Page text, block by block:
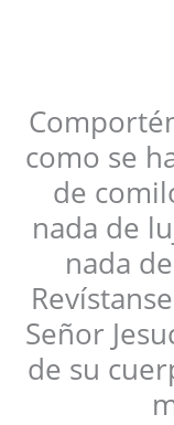
como se
de
nada de
nada
Señor
de su